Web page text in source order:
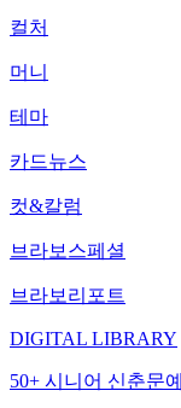
컬처
머니
테마
카드뉴스
컷&칼럼
브라보스페셜
브라보리포트
DIGITAL LIBRARY
50+ 시니어 신춘문예